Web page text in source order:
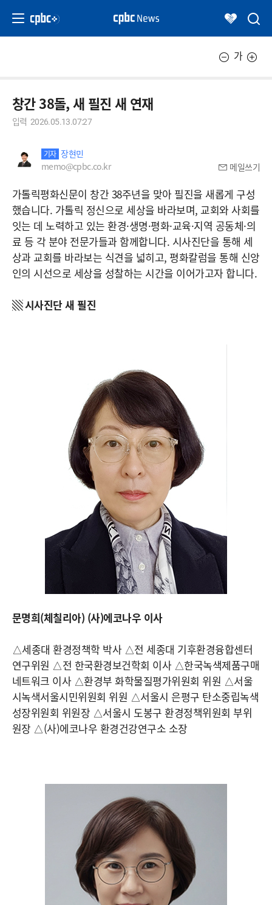
가
창간 38돌, 새 필진 새 연재
입력 2026.05.13.07:27
기자 장현민
memo@cpbc.co.kr
메일쓰기
가톨릭평화신문이 창간 38주년을 맞아 필진을 새롭게 구성
했습니다. 가톨릭 정신으로 세상을 바라보며, 교회와 사회를
잇는 데 노력하고 있는 환경·생명·평화·교육·지역 공동체·의
료 등 각 분야 전문가들과 함께합니다. 시사진단을 통해 세
상과 교회를 바라보는 식견을 넓히고, 평화칼럼을 통해 신앙
인의 시선으로 세상을 성찰하는 시간을 이어가고자 합니다.
▧ 시사진단 새 필진
문명희(체칠리아) (사)에코나우 이사
△세종대 환경정책학 박사 △전 세종대 기후환경융합센터
연구위원 △전 한국환경보건학회 이사 △한국녹색제품구매
네트워크 이사 △환경부 화학물질평가위원회 위원 △서울
시녹색서울시민위원회 위원 △서울시 은평구 탄소중립녹색
성장위원회 위원장 △서울시 도봉구 환경정책위원회 부위
원장 △(사)에코나우 환경건강연구소 소장